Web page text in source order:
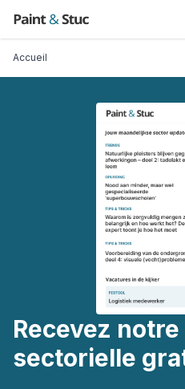
auPaint & Stuc
Fil d'Ariane
Accueil
Recevez
sectorielle